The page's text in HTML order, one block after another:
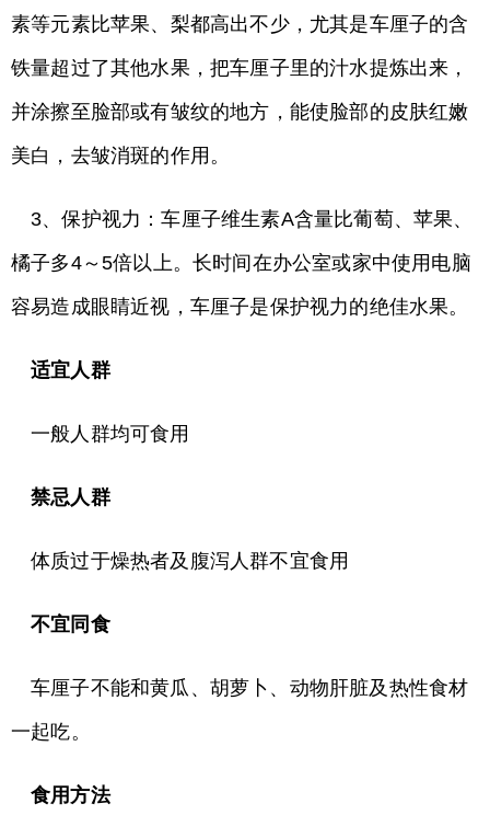
素等元素比苹果、梨都高出不少，尤其是车厘子的含
铁量超过了其他水果，把车厘子里的汁水提炼出来，
并涂擦至脸部或有皱纹的地方，能使脸部的皮肤红嫩
美白，去皱消斑的作用。
3、保护视力：车厘子维生素A含量比葡萄、苹果、
橘子多4～5倍以上。长时间在办公室或家中使用电脑
容易造成眼睛近视，车厘子是保护视力的绝佳水果。
适宜人群
一般人群均可食用
禁忌人群
体质过于燥热者及腹泻人群不宜食用
不宜同食
车厘子不能和黄瓜、胡萝卜、动物肝脏及热性食材
一起吃。
食用方法